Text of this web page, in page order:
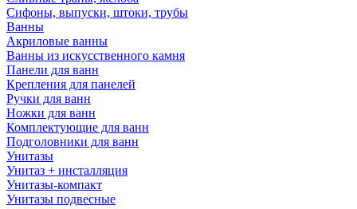
Сифоны, выпуски, штоки, трубы
Ванны
Акриловые ванны
Ванны из искусственного камня
Панели для ванн
Крепления для панелей
Ручки для ванн
Ножки для ванн
Комплектующие для ванн
Подголовники для ванн
Унитазы
Унитаз + инсталляция
Унитазы-компакт
Унитазы подвесные